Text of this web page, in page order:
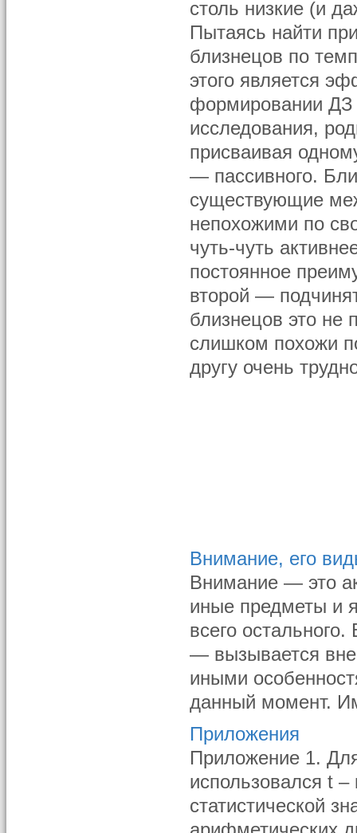
столь низкие (и
Пытаясь найти
близнецов по
этого является
формировании ДЗ
исследования,
присваивая
— пассивного.
существующие
непохожими по
чуть-чуть
постоянное
второй —
близнецов это не
слишком похожи
другу очень
Внимание, его
Внимание — это
иные предметы и
всего
— вызывается
иными
данный момент.
Приложения
Приложение 1.
использовался t
статистической